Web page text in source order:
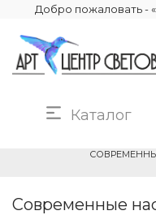
Добро пожаловать -
Каталог
Современные